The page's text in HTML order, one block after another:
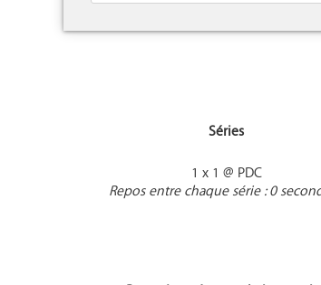
Séries
1 x 1 @ PDC
Repos entre chaque série : 0